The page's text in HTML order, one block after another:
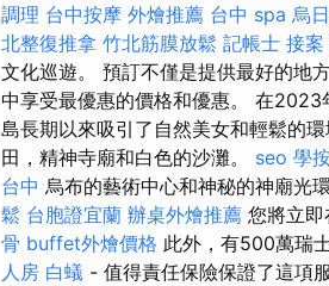
調理 台中按摩 外燴推薦 台中 spa 烏
北整復推拿 竹北筋膜放鬆 記帳士 接案
文化巡遊。 預訂不僅是提供最好的地
中享受最優惠的價格和優惠。 在
島長期以來吸引了自然美女和輕鬆的環
田，精神寺廟和白色的沙灘。 seo 學
台中 烏布的藝術中心和神秘的神廟光
鬆 台胞證宜蘭 辦桌外燴推薦 您將立即
骨 buffet外燴價格 此外，有500萬瑞
人房 白蟻 - 值得責任保險保證了這項